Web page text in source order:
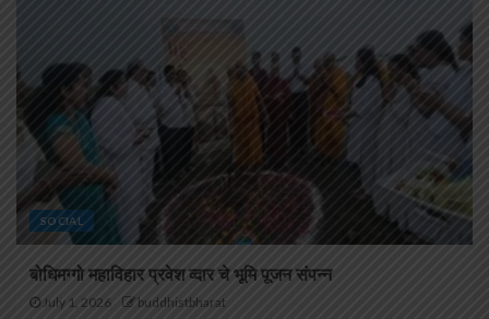
SOCIAL
बोधिमग्गो महाविहार प्रवेश व्दार चे भूमि पूजन संपन्न
July 1, 2026 buddhistbharat